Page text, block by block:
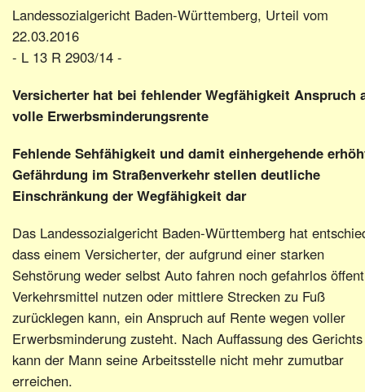
Landessozialgericht Baden-Württemberg, Urteil vom
22.03.2016
- L 13 R 2903/14 -
Versicherter hat bei fehlender Wegfähigkeit Anspruch
volle Erwerbsminderungsrente
Fehlende Sehfähigkeit und damit einhergehende
Gefährdung im Straßenverkehr stellen deutliche
Einschränkung der Wegfähigkeit dar
Das Landessozialgericht Baden-Württemberg hat
dass einem Versicherter, der aufgrund einer starken
Sehstörung weder selbst Auto fahren noch gefahrlos
Verkehrsmittel nutzen oder mittlere Strecken zu Fuß
zurücklegen kann, ein Anspruch auf Rente wegen voller
Erwerbsminderung zusteht. Nach Auffassung des Gerichts
kann der Mann seine Arbeitsstelle nicht mehr zumutbar
erreichen.